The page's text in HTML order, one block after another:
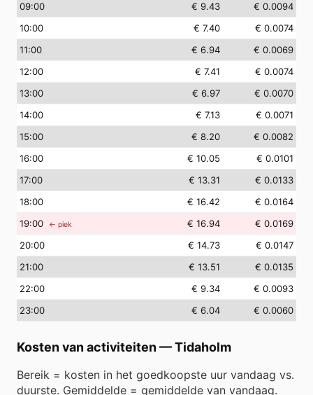
09:00 € 9.43
€ 0.0094
10:00 € 7.40
€ 0.0074
11:00 € 6.94
€ 0.0069
12:00 € 7.41
€ 0.0074
13:00 € 6.97
€ 0.0070
14:00 € 7.13
€ 0.0071
15:00 € 8.20
€ 0.0082
16:00 € 10.05
€ 0.0101
17:00 € 13.31
€ 0.0133
18:00 € 16.42
€ 0.0164
19:00 ← piek € 16.94
€ 0.0169
20:00 € 14.73
€ 0.0147
21:00 € 13.51
€ 0.0135
22:00 € 9.34
€ 0.0093
23:00 € 6.04 € 0.0060
Kosten van activiteiten —Tidaholm
Bereik = kosten in het goedkoopste uur vandaag vs.
duurste. Gemiddelde = gemiddelde van vandaag.